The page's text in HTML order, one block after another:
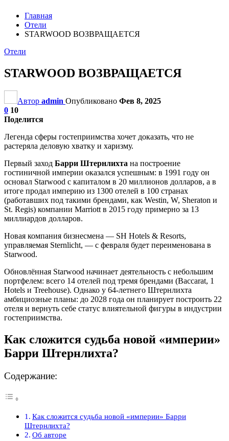
Главная
Отели
STARWOOD ВОЗВРАЩАЕТСЯ
Отели
STARWOOD ВОЗВРАЩАЕТСЯ
Автор admin Опубликовано Фев 8, 2025
0 10
Поделится
Легенда сферы гостеприимства хочет доказать, что не
растеряла деловую хватку и харизму.
Первый заход Барри Штернлихта на построение
гостиничной империи оказался успешным: в 1991 году он
основал Starwood с капиталом в 20 миллионов долларов, а в
итоге продал империю из 1300 отелей в 100 странах
(работавших под такими брендами, как Westin, W, Sheraton и
St. Regis) компании Marriott в 2015 году примерно за 13
миллиардов долларов.
Новая компания бизнесмена — SH Hotels & Resorts,
управляемая Sternlicht, — с февраля будет переименована в
Starwood.
Обновлённая Starwood начинает деятельность с небольшим
портфелем: всего 14 отелей под тремя брендами (Baccarat, 1
Hotels и Treehouse). Однако у 64-летнего Штернлихта
амбициозные планы: до 2028 года он планирует построить 22
отеля и вернуть себе статус влиятельной фигуры в индустрии
гостеприимства.
Как сложится судьба новой «империи»
Барри Штернлихта?
Содержание:
Как сложится судьба новой «империи» Барри
Штернлихта?
Об авторе